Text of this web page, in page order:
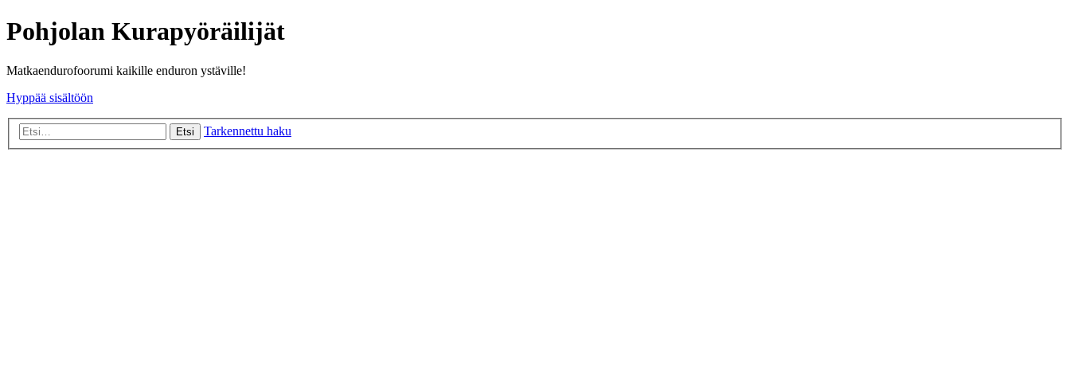
Pohjolan Kurapyöräilijät
Matkaendurofoorumi kaikille enduron ystäville!
Hyppää sisältöön
Etsi Tarkennettu haku